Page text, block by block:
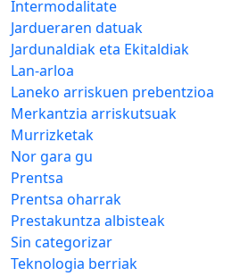
Intermodalitate
Jardueraren datuak
Jardunaldiak eta Ekitaldiak
Lan-arloa
Laneko arriskuen prebentzioa
Merkantzia arriskutsuak
Murrizketak
Nor gara gu
Prentsa
Prentsa oharrak
Prestakuntza albisteak
Sin categorizar
Teknologia berriak